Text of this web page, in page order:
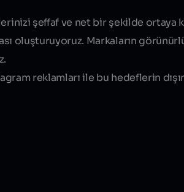
şeffaf ve net bir şekilde ortaya
oluşturuyoruz. Markaların
reklamları ile bu hedeflerin
Bize